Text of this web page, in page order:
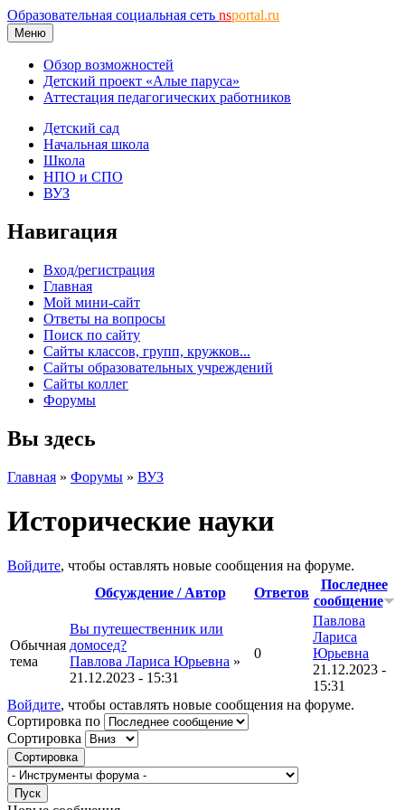
Образовательная социальная сеть nsportal.ru
Меню
Обзор возможностей
Детский проект «Алые паруса»
Аттестация педагогических работников
Детский сад
Начальная школа
Школа
НПО и СПО
ВУЗ
Навигация
Вход/регистрация
Главная
Мой мини-сайт
Ответы на вопросы
Поиск по сайту
Сайты классов, групп, кружков...
Сайты образовательных учреждений
Сайты коллег
Форумы
Вы здесь
Главная » Форумы » ВУЗ
Исторические науки
Войдите, чтобы оставлять новые сообщения на форуме.
Обсуждение / Автор
Ответов
Последнее
сообщение
Обычная
тема
Вы путешественник или
домосед?
Павлова Лариса Юрьевна »
21.12.2023 - 15:31
0
Павлова
Лариса
Юрьевна
21.12.2023 -
15:31
Войдите, чтобы оставлять новые сообщения на форуме.
Сортировка по
Сортировка